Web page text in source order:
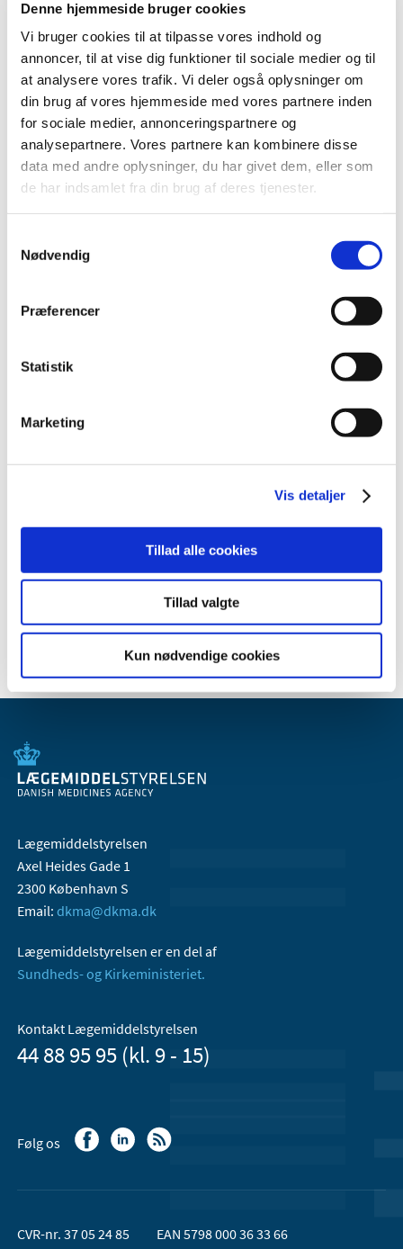
Denne hjemmeside bruger cookies
Vi bruger cookies til at tilpasse vores indhold og
annoncer, til at vise dig funktioner til sociale medier og til
at analysere vores trafik. Vi deler også oplysninger om
din brug af vores hjemmeside med vores partnere inden
for sociale medier, annonceringspartnere og
analysepartnere. Vores partnere kan kombinere disse
data med andre oplysninger, du har givet dem, eller som
de har indsamlet fra din brug af deres tjenester.
Nødvendig
Præferencer
Statistik
Marketing
Vis detaljer
Tillad alle cookies
Tillad valgte
Kun nødvendige cookies
2023 (18)
2022 (10)
2021 (32)
2020 (13)
2019 (41)
2018 (46)
2015 (31)
2010 (7)
juni (1)
april (2)
Lægemiddelstyrelsen
Axel Heides Gade 1
2300 København S
Email: dkma@dkma.dk
Lægemiddelstyrelsen er en del af
Sundheds- og Kirkeministeriet.
Kontakt Lægemiddelstyrelsen
44 88 95 95 (kl. 9 - 15)
Følg os
CVR-nr. 37 05 24 85 EAN 5798 000 36 33 66